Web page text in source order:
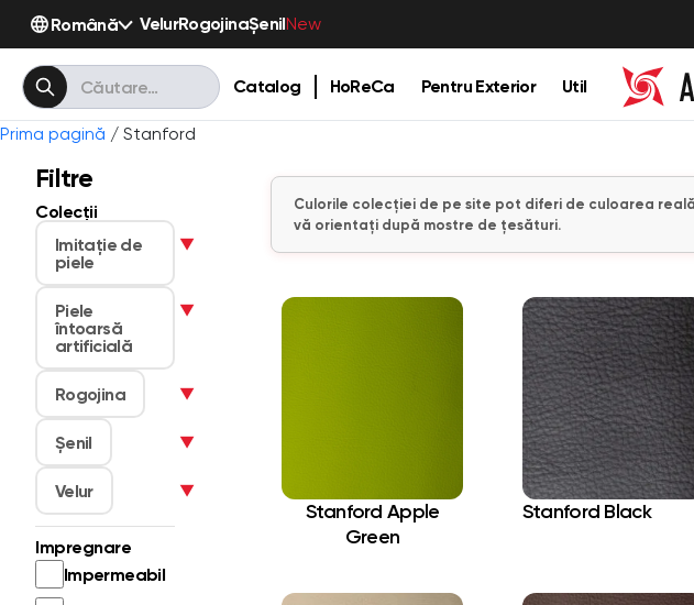
Română VelurRogojinaȘenilNew
Catalog HoReCa Pentru Exterior Util
Prima pagină / Stanford
Filtre
Colecții
Imitaţie de
piele
▼
Piele
întoarsă
artificială
▼
Rogojina ▼
Șenil ▼
Velur ▼
Impregnare
Impermeabil
Culorile colecției de pe site pot diferi de culoarea
vă orientați după mostre de țesături.
Stanford Apple
Green
Stanford Black